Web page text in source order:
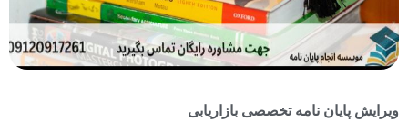
ویرایش پایان نامه تخصصی بازاریابی